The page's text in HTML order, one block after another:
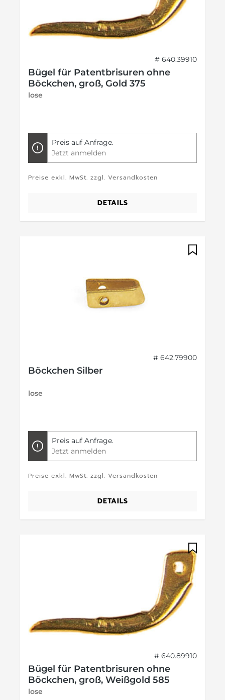
# 640.39910
Bügel für Patentbrisuren ohne
Böckchen, groß, Gold 375
lose
Preis auf Anfrage.
Jetzt anmelden
Preise exkl. MwSt. zzgl. Versandkosten
DETAILS
# 642.79900
Böckchen Silber
lose
Preis auf Anfrage.
Jetzt anmelden
Preise exkl. MwSt. zzgl. Versandkosten
DETAILS
# 640.89910
Bügel für Patentbrisuren ohne
Böckchen, groß, Weißgold 585
lose